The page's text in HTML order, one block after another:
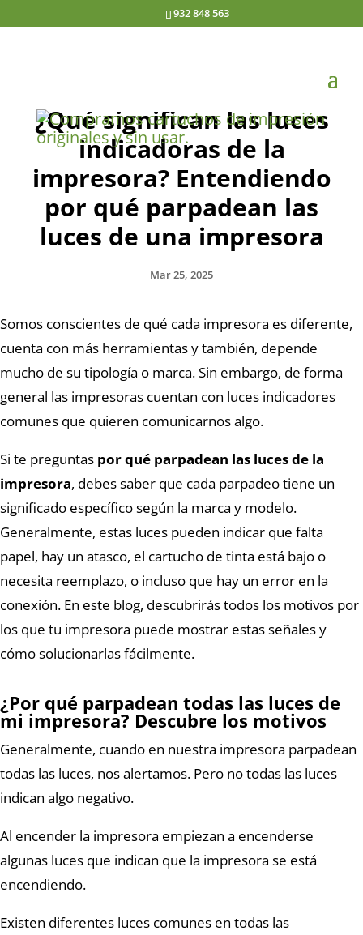
932 848 563
¿Qué significan las luces
indicadoras de la
impresora? Entendiendo
por qué parpadean las
luces de una impresora
Mar 25, 2025
Somos conscientes de qué cada impresora es diferente,
cuenta con más herramientas y también, depende
mucho de su tipología o marca. Sin embargo, de forma
general las impresoras cuentan con luces indicadores
comunes que quieren comunicarnos algo.
Si te preguntas por qué parpadean las luces de la
impresora, debes saber que cada parpadeo tiene un
significado específico según la marca y modelo.
Generalmente, estas luces pueden indicar que falta
papel, hay un atasco, el cartucho de tinta está bajo o
necesita reemplazo, o incluso que hay un error en la
conexión. En este blog, descubrirás todos los motivos por
los que tu impresora puede mostrar estas señales y
cómo solucionarlas fácilmente.
¿Por qué parpadean todas las luces de
mi impresora? Descubre los motivos
Generalmente, cuando en nuestra impresora parpadean
todas las luces, nos alertamos. Pero no todas las luces
indican algo negativo.
Al encender la impresora empiezan a encenderse
algunas luces que indican que la impresora se está
encendiendo.
Existen diferentes luces comunes en todas las